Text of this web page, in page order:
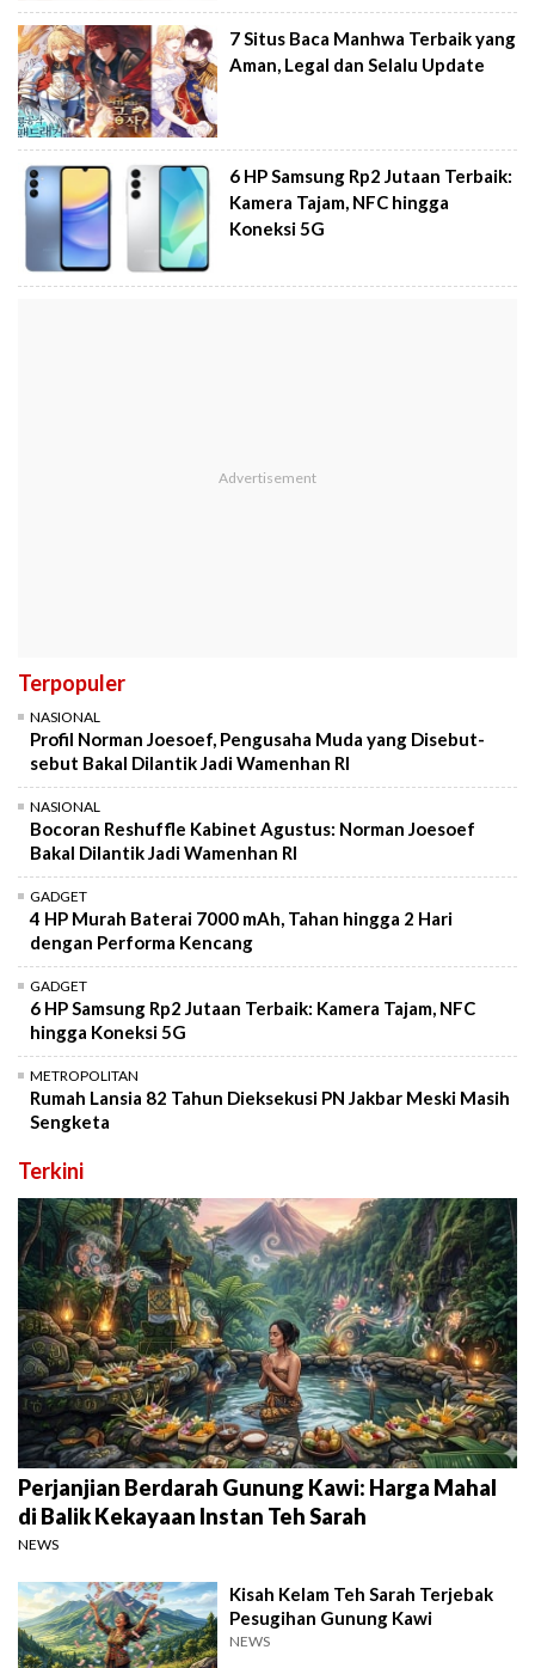
7 Situs Baca Manhwa Terbaik yang
Aman, Legal dan Selalu Update
6 HP Samsung Rp2 Jutaan Terbaik:
Kamera Tajam, NFC hingga
Koneksi 5G
Terpopuler
NASIONAL
Profil Norman Joesoef, Pengusaha Muda yang Disebut-
sebut Bakal Dilantik Jadi Wamenhan RI
NASIONAL
Bocoran Reshuffle Kabinet Agustus: Norman Joesoef
Bakal Dilantik Jadi Wamenhan RI
GADGET
4 HP Murah Baterai 7000 mAh, Tahan hingga 2 Hari
dengan Performa Kencang
GADGET
6 HP Samsung Rp2 Jutaan Terbaik: Kamera Tajam, NFC
hingga Koneksi 5G
METROPOLITAN
Rumah Lansia 82 Tahun Dieksekusi PN Jakbar Meski Masih
Sengketa
Terkini
Perjanjian Berdarah Gunung Kawi: Harga Mahal
di Balik Kekayaan Instan Teh Sarah
NEWS
Kisah Kelam Teh Sarah Terjebak
Pesugihan Gunung Kawi
NEWS